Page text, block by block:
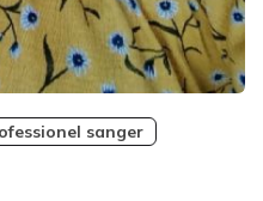
sanger